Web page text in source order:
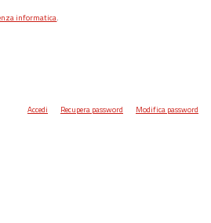
informatica.
Accedi Recupera password Modifica password